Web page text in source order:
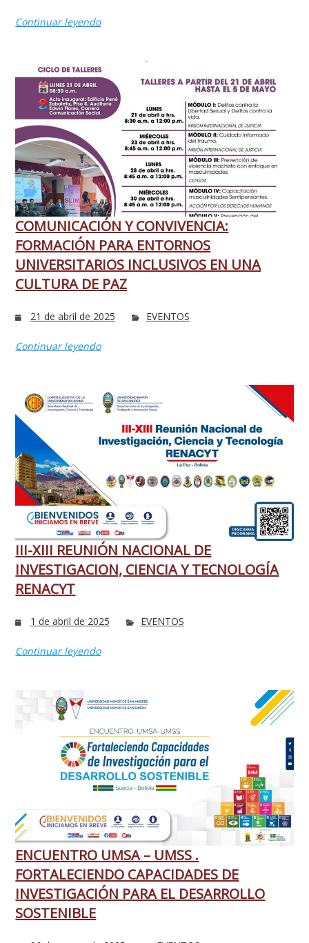
Continuar leyendo
COMUNICACIÓN Y CONVIVENCIA:
FORMACIÓN PARA ENTORNOS
UNIVERSITARIOS INCLUSIVOS EN UNA
CULTURA DE PAZ
21 de abril de 2025 EVENTOS
Continuar leyendo
III-XIII REUNIÓN NACIONAL DE
INVESTIGACION, CIENCIA Y TECNOLOGÍA
RENACYT
1 de abril de 2025 EVENTOS
Continuar leyendo
ENCUENTRO UMSA – UMSS .
FORTALECIENDO CAPACIDADES DE
INVESTIGACIÓN PARA EL DESARROLLO
SOSTENIBLE